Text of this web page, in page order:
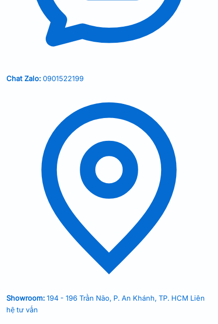
Chat Zalo: 0901522199
Showroom: 194 - 196 Trần Não, P. An Khánh, TP. HCM Liên
hệ tư vấn